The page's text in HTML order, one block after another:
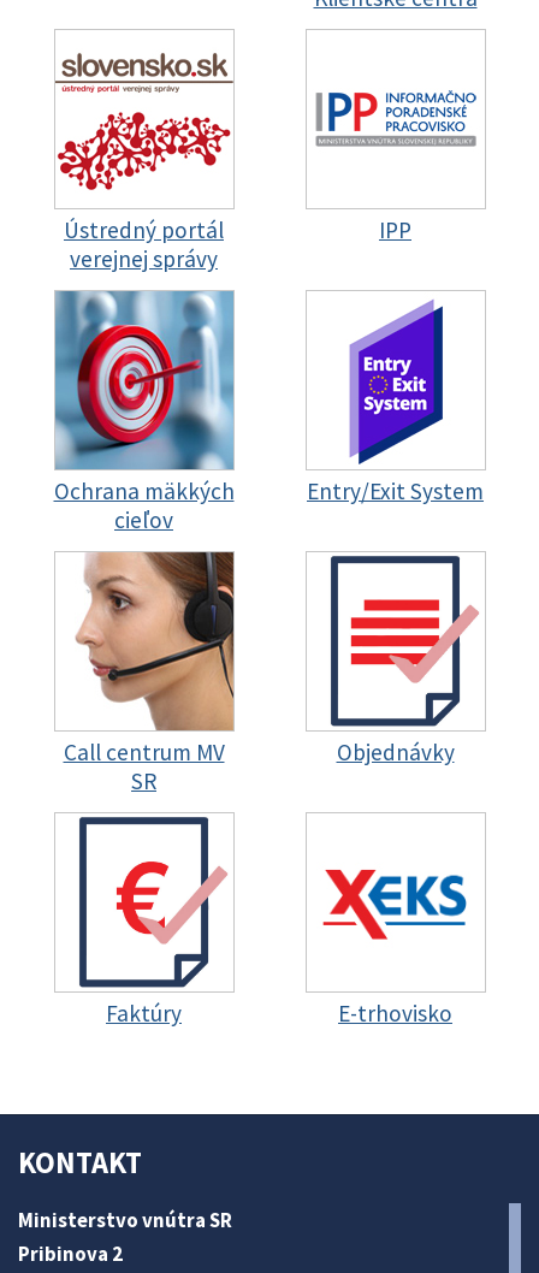
Ústredný portál
verejnej správy
IPP
Ochrana mäkkých
cieľov
Entry/Exit System
Call centrum MV
SR
Objednávky
Faktúry E-trhovisko
KONTAKT
Ministerstvo vnútra SR
Pribinova 2